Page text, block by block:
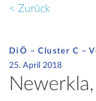
< Zurück
DiÖ – Cluster C –
25. April 2018